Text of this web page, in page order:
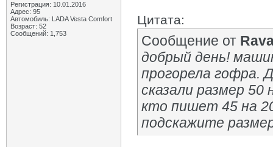
Регистрация: 10.01.2016
Адрес: 95
Автомобиль: LADA Vesta Сomfort
Возраст: 52
Сообщений: 1,753
Цитата:
Сообщение от
добрый день!
прогорела гофра.
сказали размер
кто пишет 45 на
подскажите